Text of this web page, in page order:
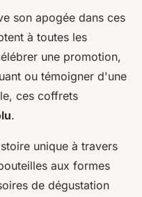
son apogée dans ces
à toutes les
une promotion,
ou témoigner d'une
ces coffrets
.
unique à travers
aux formes
de dégustation